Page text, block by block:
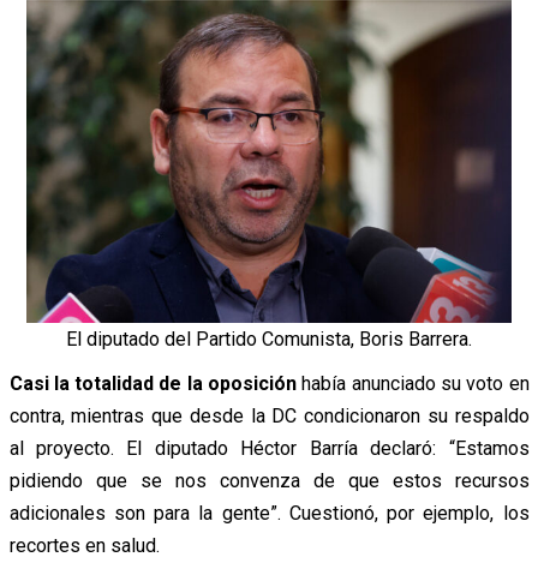
El diputado del Partido Comunista, Boris Barrera.
Casi la totalidad de la oposición había anunciado suvoto en
contra, mientras que desde la DC condicionaron su respaldo
al proyecto. El diputado Héctor Barríadeclaró: “Estamos
pidiendo que se nos convenza deque estos recursos
adicionales son para la gente”. Cuestionó, por ejemplo, los
recortes en salud.